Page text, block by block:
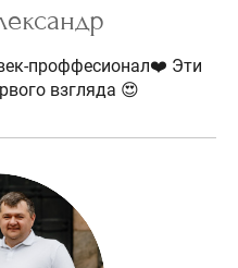
проффесионал❤️ Эти
взгляда 😍